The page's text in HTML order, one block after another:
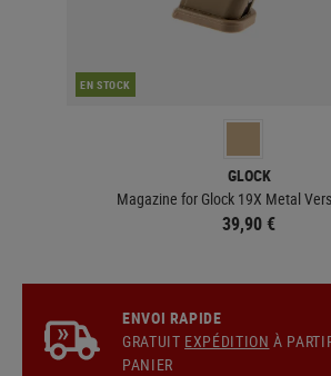
EN STOCK
GLOCK
Magazine for Glock 19X Metal
39,90 €
ENVOI RAPIDE
GRATUIT EXPÉDITION À
PANIER